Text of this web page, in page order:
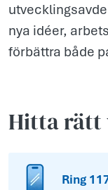
nya idéer,
förbättra både
Hitta rätt
Ring